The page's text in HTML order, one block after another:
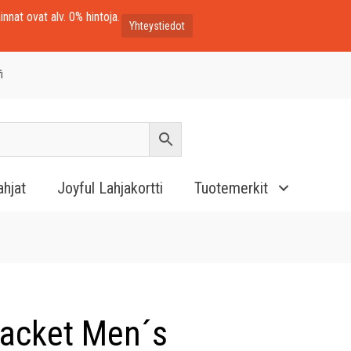
ovat alv. 0% hintoja.
Yhteystiedot
Joyful Lahjakortti Tuotemerkit
Men´s